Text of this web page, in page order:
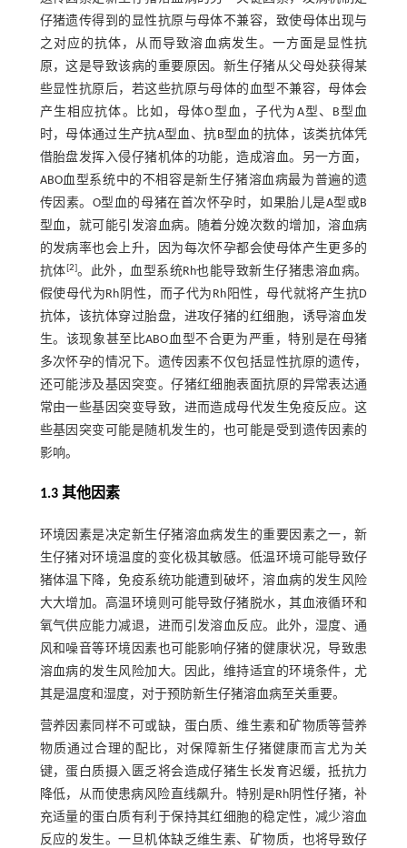
仔猪遗传得到的显性抗原与母体不兼容，致使母体出现与
之对应的抗体，从而导致溶血病发生。一方面是显性抗
原，这是导致该病的重要原因。新生仔猪从父母处获得某
些显性抗原后，若这些抗原与母体的血型不兼容，母体会
产生相应抗体。比如，母体O型血，子代为A型、B型血
时，母体通过生产抗A型血、抗B型血的抗体，该类抗体凭
借胎盘发挥入侵仔猪机体的功能，造成溶血。另一方面，
ABO血型系统中的不相容是新生仔猪溶血病最为普遍的遗
传因素。O型血的母猪在首次怀孕时，如果胎儿是A型或B
型血，就可能引发溶血病。随着分娩次数的增加，溶血病
的发病率也会上升，因为每次怀孕都会使母体产生更多的
抗体[2]。此外，血型系统Rh也能导致新生仔猪患溶血病。
假使母代为Rh阴性，而子代为Rh阳性，母代就将产生抗D
抗体，该抗体穿过胎盘，进攻仔猪的红细胞，诱导溶血发
生。该现象甚至比ABO血型不合更为严重，特别是在母猪
多次怀孕的情况下。遗传因素不仅包括显性抗原的遗传，
还可能涉及基因突变。仔猪红细胞表面抗原的异常表达通
常由一些基因突变导致，进而造成母代发生免疫反应。这
些基因突变可能是随机发生的，也可能是受到遗传因素的
影响。
1.3 其他因素
环境因素是决定新生仔猪溶血病发生的重要因素之一，新
生仔猪对环境温度的变化极其敏感。低温环境可能导致仔
猪体温下降，免疫系统功能遭到破坏，溶血病的发生风险
大大增加。高温环境则可能导致仔猪脱水，其血液循环和
氧气供应能力减退，进而引发溶血反应。此外，湿度、通
风和噪音等环境因素也可能影响仔猪的健康状况，导致患
溶血病的发生风险加大。因此，维持适宜的环境条件，尤
其是温度和湿度，对于预防新生仔猪溶血病至关重要。
营养因素同样不可或缺，蛋白质、维生素和矿物质等营养
物质通过合理的配比，对保障新生仔猪健康而言尤为关
键，蛋白质摄入匮乏将会造成仔猪生长发育迟缓，抵抗力
降低，从而使患病风险直线飙升。特别是Rh阴性仔猪，补
充适量的蛋白质有利于保持其红细胞的稳定性，减少溶血
反应的发生。一旦机体缺乏维生素、矿物质，也将导致仔